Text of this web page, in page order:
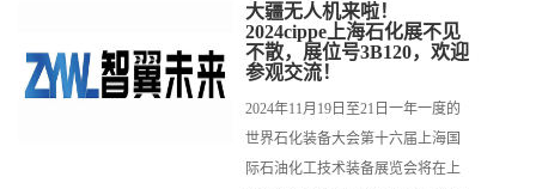
大疆无人机来啦！
2024cippe上海石化展不见
不散，展位号3B120，欢迎
参观交流！
2024年11月19日至21日一年一度的
世界石化装备大会第十六届上海国
际石油化工技术装备展览会将在上